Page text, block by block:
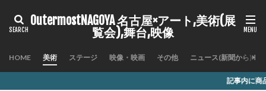
OutermostNAGOYA 名古屋×アート,美術(展
覧会),舞台,映像
HOME 美術 ステージ 映像・映画 その他 ニュース(新聞から)
記事内に商品プロモーションを